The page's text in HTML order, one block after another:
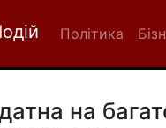
Політика
на